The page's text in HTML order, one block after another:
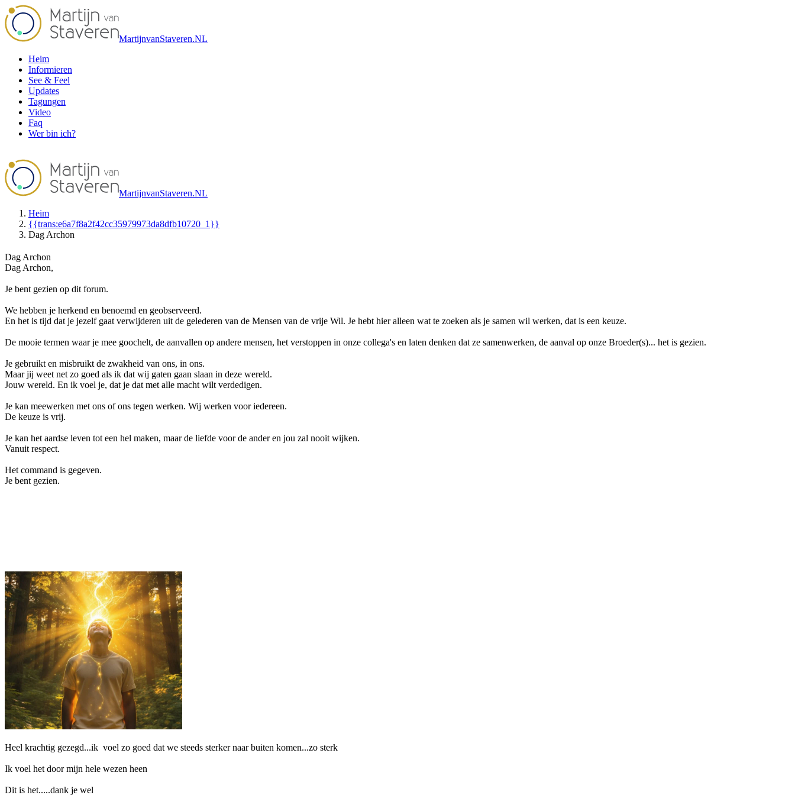
MartijnvanStaveren.NL
Heim
Informieren
See & Feel
Updates
Tagungen
Video
Faq
Wer bin ich?
MartijnvanStaveren.NL
Heim
{{trans:e6a7f8a2f42cc35979973da8dfb10720_1}}
Dag Archon
Dag Archon
Dag Archon,
Je bent gezien op dit forum.
We hebben je herkend en benoemd en geobserveerd.
En het is tijd dat je jezelf gaat verwijderen uit de gelederen van de Mensen van de vrije Wil. Je hebt hier alleen wat te zoeken als je samen wil werken, dat is een keuze.
De mooie termen waar je mee goochelt, de aanvallen op andere mensen, het verstoppen in onze collega's en laten denken dat ze samenwerken, de aanval op onze Broeder(s)... het is gezien.
Je gebruikt en misbruikt de zwakheid van ons, in ons.
Maar jij weet net zo goed als ik dat wij gaten gaan slaan in deze wereld.
Jouw wereld. En ik voel je, dat je dat met alle macht wilt verdedigen.
Je kan meewerken met ons of ons tegen werken. Wij werken voor iedereen.
De keuze is vrij.
Je kan het aardse leven tot een hel maken, maar de liefde voor de ander en jou zal nooit wijken.
Vanuit respect.
Het command is gegeven.
Je bent gezien.
Heel krachtig gezegd...ik voel zo goed dat we steeds sterker naar buiten komen...zo sterk
Ik voel het door mijn hele wezen heen
Dit is het.....dank je wel